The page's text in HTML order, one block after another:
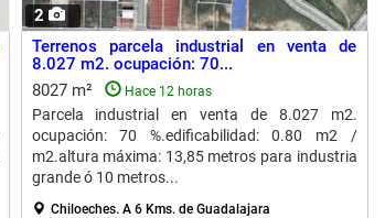
2
Terrenos parcela industrial en venta de
8.027 m2. ocupación: 70...
8027 m²
Hace 12 horas
Parcela industrial en venta de 8.027 m2.
ocupación: 70 %.edificabilidad: 0.80 m2 /
m2.altura máxima: 13,85 metros para industria
grande ó 10 metros...
Chiloeches. A 6 Kms. de Guadalajara